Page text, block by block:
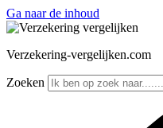
Ga naar de inhoud
Verzekering-vergelijken.com
Zoeken